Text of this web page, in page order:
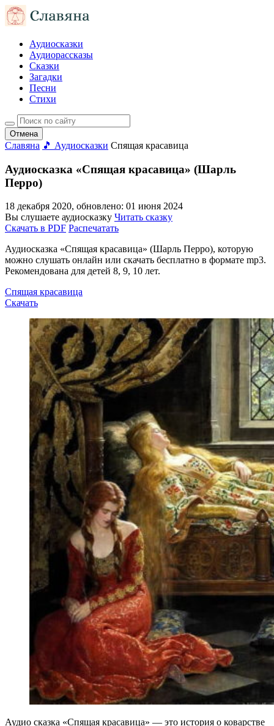
Аудиосказки
Аудиорассказы
Сказки
Загадки
Песни
Стихи
Отмена
Славяна 🎵 Аудиосказки Спящая красавица
Аудиосказка «Спящая красавица» (Шарль
Перро)
18 декабря 2020, обновлено: 01 июня 2024
Вы слушаете аудиосказку Читать сказку
Скачать в PDF Распечатать
Аудиосказка «Спящая красавица» (Шарль Перро), которую
можно слушать онлайн или скачать бесплатно в формате mp3.
Рекомендована для детей 8, 9, 10 лет.
Спящая красавица
Скачать
Аудио сказка «Спящая красавица» — это история о коварстве